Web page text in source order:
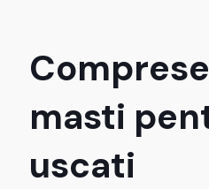
masti
uscati